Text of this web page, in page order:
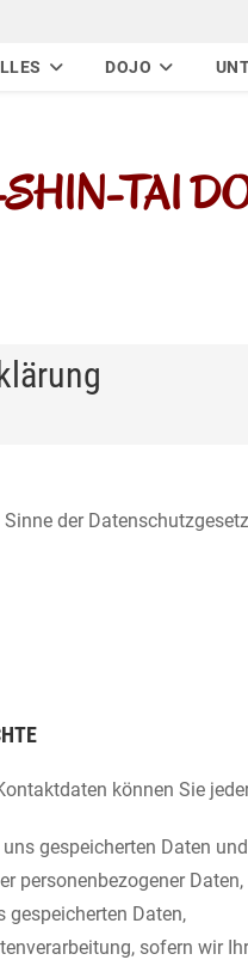
DOJO
TAI
der
können Sie
gespeicherten Daten
personenbezogener Daten,
gespeicherten Daten,
sofern wir